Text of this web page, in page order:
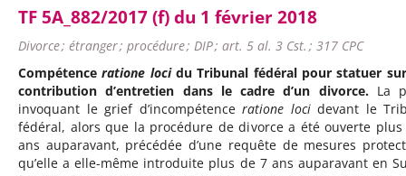
TF 5A_882/2017 (f) du 1 février 2018
Divorce ; étranger ; procédure ; DIP ; art. 5 al. 3 Cst. ; 317 CPC
Compétenceratione locidu Tribunal fédéral pour statuer
contribution d’entretien dans le cadre d’un divorce.La
invoquant le grief d’incompétence ratione locidevant le
fédéral, alors que la procédure de divorce a été ouverte
ans auparavant, précédée d’une requête de mesures
qu’elle a elle-même introduite plus de 7 ans auparavant en